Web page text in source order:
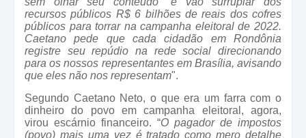
recursos públicos R$ 6 bilhões de reais dos cofres
públicos para torrar na campanha eleitoral de 2022.
Caetano pede que cada cidadão em Rondônia
registre seu repúdio na rede social direcionando
para os nossos representantes em Brasília, avisando
que eles não nos representam".
Segundo Caetano Neto, o que era um farra com o
dinheiro do povo em campanha eleitoral, agora,
virou escárnio financeiro. “O pagador de impostos
(povo) mais uma vez é tratado como mero detalhe